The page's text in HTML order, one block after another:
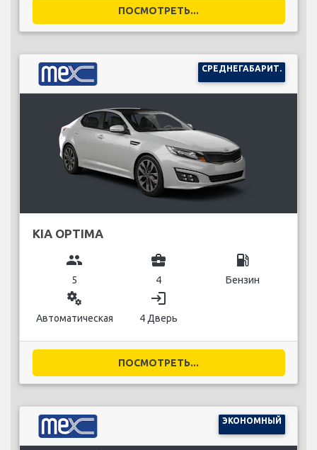
ПОСМОТРЕТЬ...
СРЕДНЕГАБАРИТ.
KIA OPTIMA
group
5
business_center
4
local_gas_station
Бензин
miscellaneous_services
Автоматическая
login
4 Дверь
ПОСМОТРЕТЬ...
ЭКОНОМНЫЙ